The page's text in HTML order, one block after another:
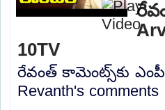
10TV
రేవంత్ కామెంట్స్‌కు ఎంపీ
Revanth's comments